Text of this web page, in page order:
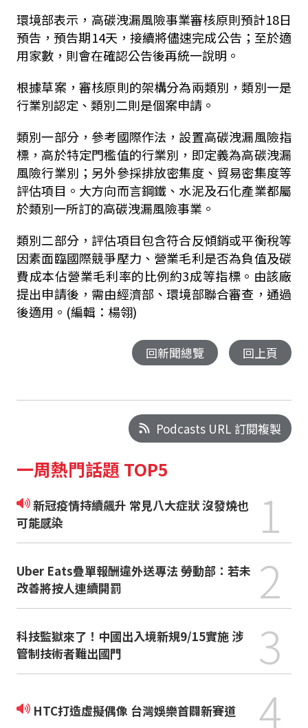
環境部表示，高碳洩漏風險事業審核原則預計18日
預告，預告期14天，接續將儘速完成公告；至於適
用家數，則會在確認公告後再統一說明。
根據草案，審核原則的架構分為兩類別，類別一是
行業別認定、類別二則是個案申請。
類別一部分，參考國際作法，設置高碳洩漏風險指
標，高於特定門檻值的行業別，即定義為高碳洩漏
風險行業別；另外參採排放密集度、貿易密集度等
評估項目。大方向而言鋼鐵、水泥及石化產業都屬
於類別一所訂的高碳洩漏風險事業。
類別二部分，評估項目包含符合反傾銷或平衡稅等
因素面臨國際競爭壓力、營業毛利是否為負值及碳
費成本佔營業毛利率的比例約3成等指標。由該廠
提出申請後，需由經濟部、環境部聯合審查，通過
後適用。(編輯：楊翎)
回新聞總覽 回上頁
Podcasts URL 訂閱複製
一周熱門話題 TOP5
新冠疫情持續飆升 常見八大症狀 沒發燒也
可能感染
1
Uber Eats疊單報酬違外送專法 勞動部：若未
改善將按人連續開罰
2
科技監獄來了！中國出入境新規9/15實施 涉
管制技術者難出國門
3
HTC打造虛擬偶像 台灣娛樂首闢新賽道 4